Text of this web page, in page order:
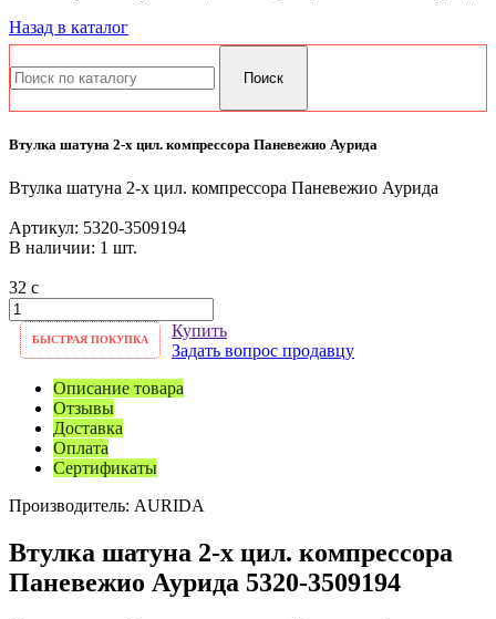
Назад в каталог
Втулка шатуна 2-х цил. компрессора Паневежио Аурида
Втулка шатуна 2-х цил. компрессора Паневежио Аурида
Артикул: 5320-3509194
В наличии: 1 шт.
32 c
Купить
БЫСТРАЯ ПОКУПКА
Задать вопрос продавцу
Описание товара
Отзывы
Доставка
Оплата
Сертификаты
Производитель: AURIDA
Втулка шатуна 2-х цил. компрессора
Паневежио Аурида 5320-3509194